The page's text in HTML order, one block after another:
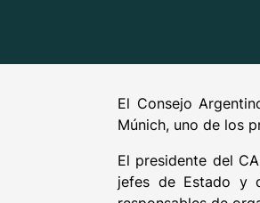
El Consejo
Múnich, uno de los
El presidente del
jefes de Estado y